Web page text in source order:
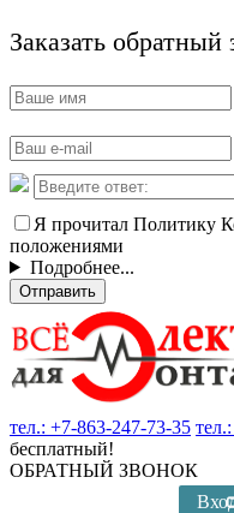
Заказать обратный
Я прочитал Политику
положениями
Подробнее...
Отправить
тел.: +7-863-247-73-35 тел.:
бесплатный!
ОБРАТНЫЙ ЗВОНОК